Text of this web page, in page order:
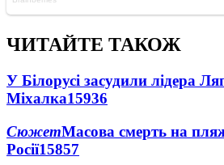
ЧИТАЙТЕ ТАКОЖ
У Білорусі засудили лідера
Міхалка15936
СюжетМасова смерть на
Росії15857